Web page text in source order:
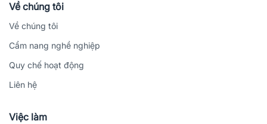
Về chúng tôi
Về chúng tôi
Cẩm nang nghề nghiệp
Quy chế hoạt động
Liên hệ
Việc làm